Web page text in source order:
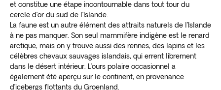
et constitue une étape incontournable dans tout tour du
cercle d’or du sud de l’Islande.
La faune est un autre élément des attraits naturels de l’Islande
à ne pas manquer. Son seul mammifère indigène est le renard
arctique, mais on y trouve aussi des rennes, des lapins et les
célèbres chevaux sauvages islandais, qui errent librement
dans le désert intérieur. L’ours polaire occasionnel a
également été aperçu sur le continent, en provenance
d’icebergs flottants du Groenland.